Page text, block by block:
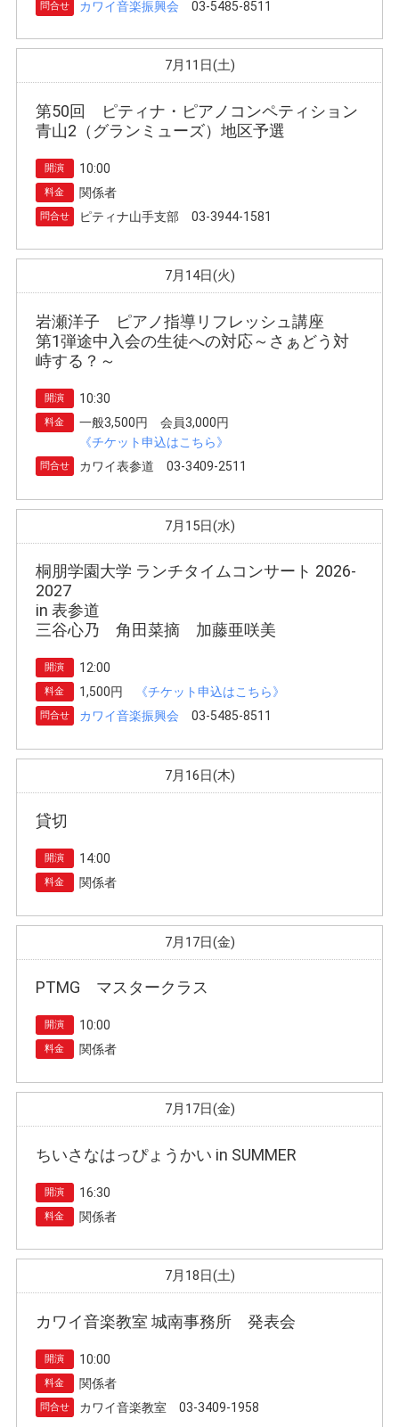
問合せ カワイ音楽振興会 03-5485-8511
7月11日(土)
第50回 ピティナ・ピアノコンペティション
青山2（グランミューズ）地区予選
開演 10:00
料金 関係者
問合せ ピティナ山手支部 03-3944-1581
7月14日(火)
岩瀬洋子 ピアノ指導リフレッシュ講座
第1弾途中入会の生徒への対応～さぁどう対
峙する？～
開演 10:30
料金
一般3,500円 会員3,000円
《チケット申込はこちら》
問合せ カワイ表参道 03-3409-2511
7月15日(水)
桐朋学園大学 ランチタイムコンサート 2026-
2027
in 表参道
三谷心乃 角田菜摘 加藤亜咲美
開演 12:00
料金 1,500円 《チケット申込はこちら》
問合せ カワイ音楽振興会 03-5485-8511
7月16日(木)
貸切
開演 14:00
料金 関係者
7月17日(金)
PTMG マスタークラス
開演 10:00
料金 関係者
7月17日(金)
ちいさなはっぴょうかい in SUMMER
開演 16:30
料金 関係者
7月18日(土)
カワイ音楽教室 城南事務所 発表会
開演 10:00
料金 関係者
問合せ カワイ音楽教室 03-3409-1958